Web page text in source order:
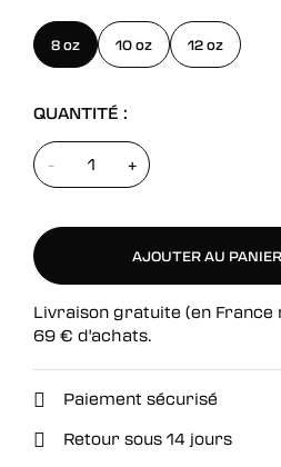
8 oz 10 oz 12 oz
QUANTITÉ :
- +
AJOUTER AU PANIER
AJOUTER AU PANIER
Livraison gratuite (en
69 € d'achats.
Paiement sécurisé
Retour sous 14 jours